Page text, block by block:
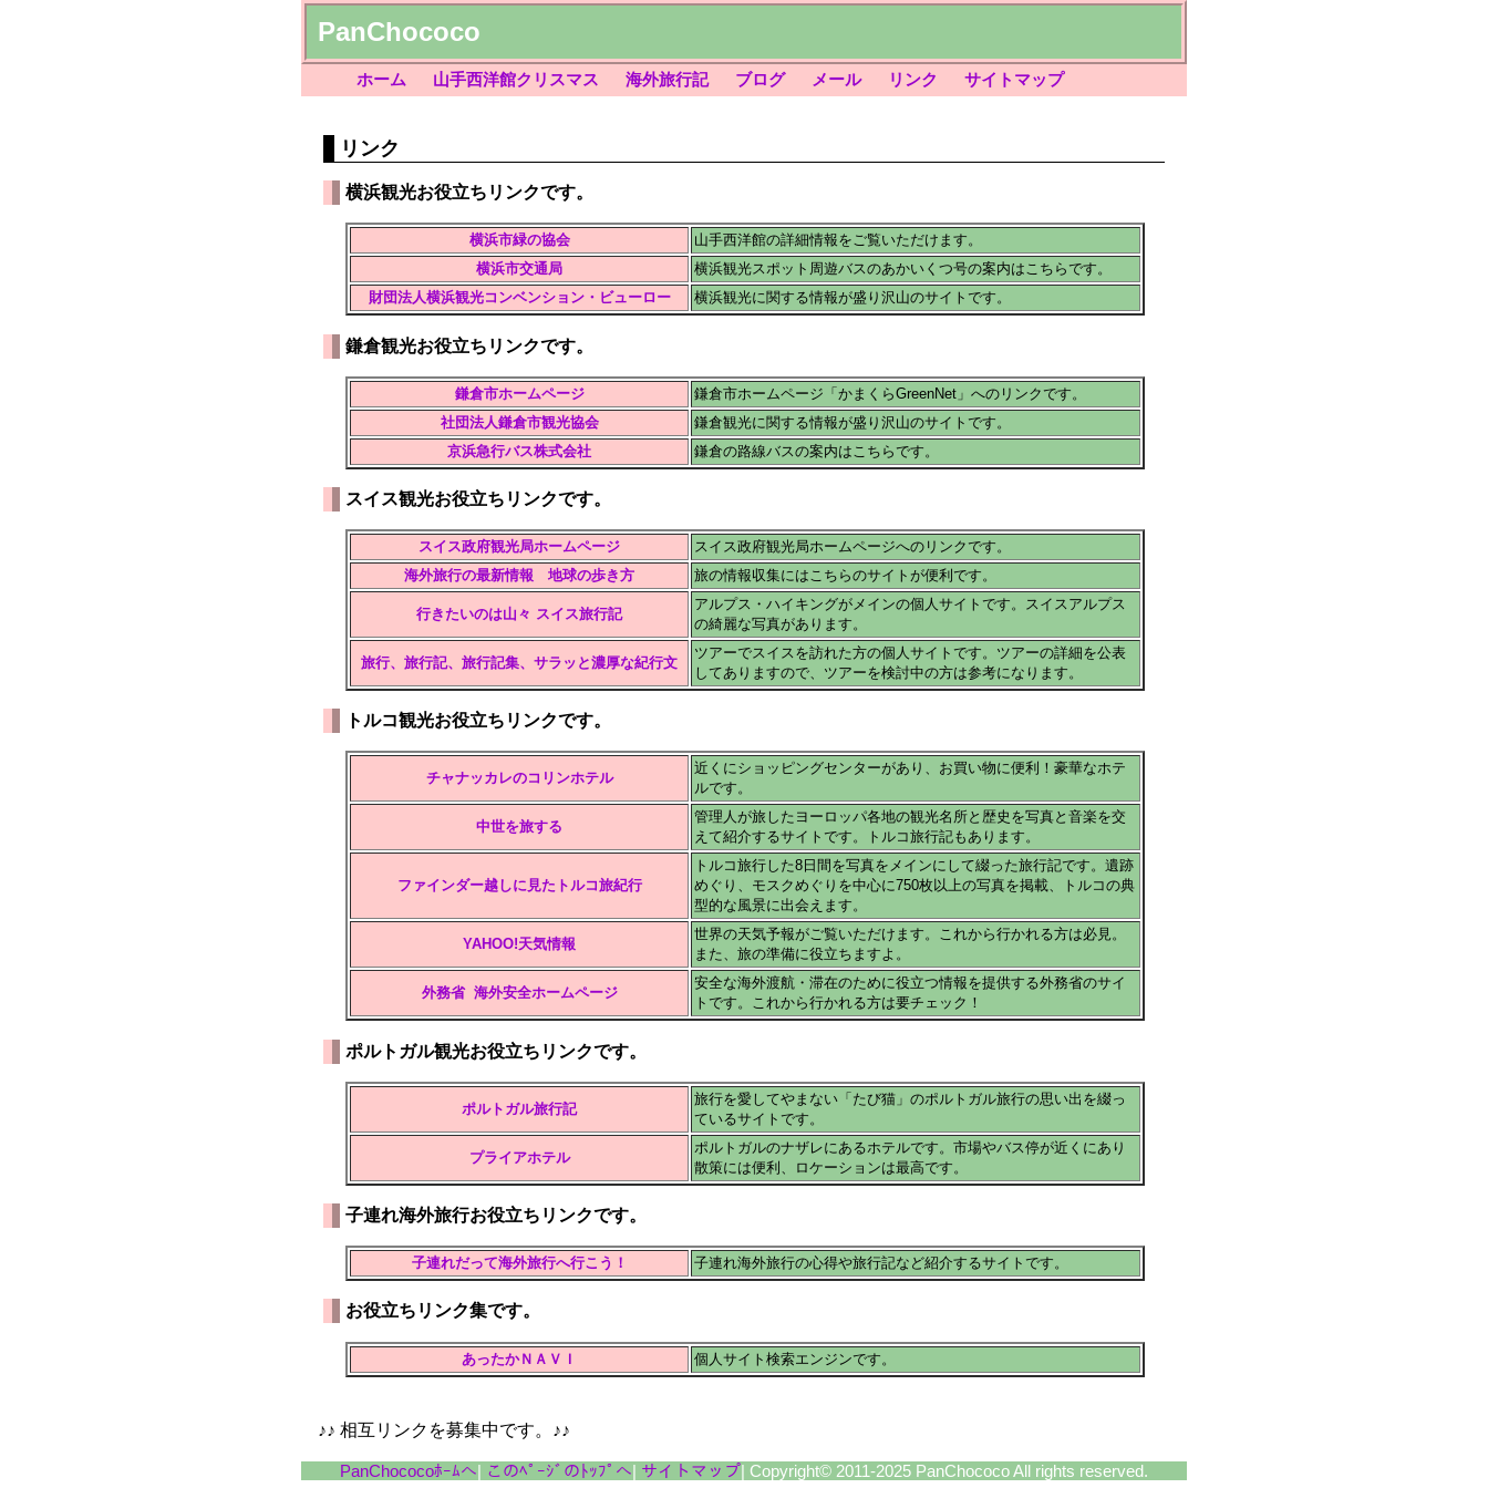
PanChococo
ホーム 山手西洋館クリスマス 海外旅行記 ブログ メール リンク サイトマップ
リンク
横浜観光お役立ちリンクです。
横浜市緑の協会
山手西洋館の詳細情報をご覧いただけます。
横浜市交通局
横浜観光スポット周遊バスのあかいくつ号の案内はこちらです。
財団法人横浜観光コンベンション・ビューロー
横浜観光に関する情報が盛り沢山のサイトです。
鎌倉観光お役立ちリンクです。
鎌倉市ホームページ
鎌倉市ホームページ「かまくらGreenNet」へのリンクです。
社団法人鎌倉市観光協会
鎌倉観光に関する情報が盛り沢山のサイトです。
京浜急行バス株式会社
鎌倉の路線バスの案内はこちらです。
スイス観光お役立ちリンクです。
スイス政府観光局ホームページ
スイス政府観光局ホームページへのリンクです。
海外旅行の最新情報 地球の歩き方
旅の情報収集にはこちらのサイトが便利です。
行きたいのは山々 スイス旅行記
アルプス・ハイキングがメインの個人サイトです。スイスアルプス
の綺麗な写真があります。
旅行、旅行記、旅行記集、サラッと濃厚な紀行文
ツアーでスイスを訪れた方の個人サイトです。ツアーの詳細を公表
してありますので、ツアーを検討中の方は参考になります。
トルコ観光お役立ちリンクです。
チャナッカレのコリンホテル
近くにショッピングセンターがあり、お買い物に便利！豪華なホテ
ルです。
中世を旅する
管理人が旅したヨーロッパ各地の観光名所と歴史を写真と音楽を交
えて紹介するサイトです。トルコ旅行記もあります。
ファインダー越しに見たトルコ旅紀行
トルコ旅行した8日間を写真をメインにして綴った旅行記です。遺跡
めぐり、モスクめぐりを中心に750枚以上の写真を掲載、トルコの典
型的な風景に出会えます。
YAHOO!天気情報
世界の天気予報がご覧いただけます。これから行かれる方は必見。
また、旅の準備に役立ちますよ。
外務省 海外安全ホームページ
安全な海外渡航・滞在のために役立つ情報を提供する外務省のサイ
トです。これから行かれる方は要チェック！
ポルトガル観光お役立ちリンクです。
ポルトガル旅行記
旅行を愛してやまない「たび猫」のポルトガル旅行の思い出を綴っ
ているサイトです。
プライアホテル
ポルトガルのナザレにあるホテルです。市場やバス停が近くにあり
散策には便利、ロケーションは最高です。
子連れ海外旅行お役立ちリンクです。
子連れだって海外旅行へ行こう！ 子連れ海外旅行の心得や旅行記など紹介するサイトです。
お役立ちリンク集です。
あったかＮＡＶＩ 個人サイト検索エンジンです。
♪♪ 相互リンクを募集中です。♪♪
PanChococoﾎｰﾑへ| このﾍﾟｰｼﾞのﾄｯﾌﾟへ| サイトマップ| Copyright© 2011-2025 PanChococo All rights reserved.